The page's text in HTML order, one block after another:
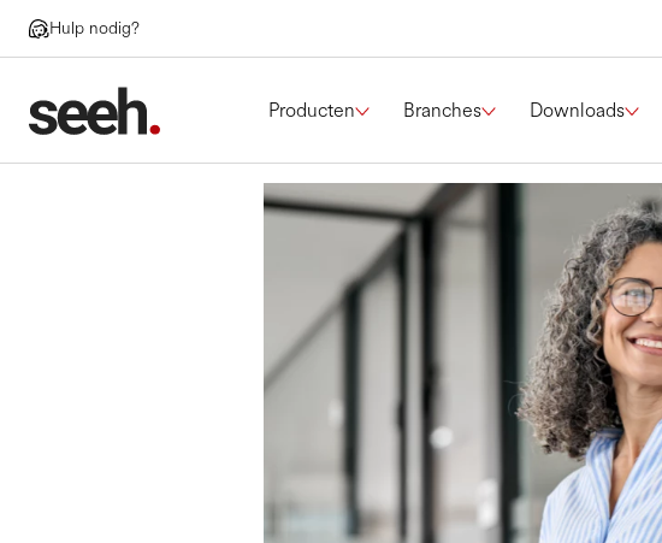
Hulp nodig?
Producten Branches Downloads